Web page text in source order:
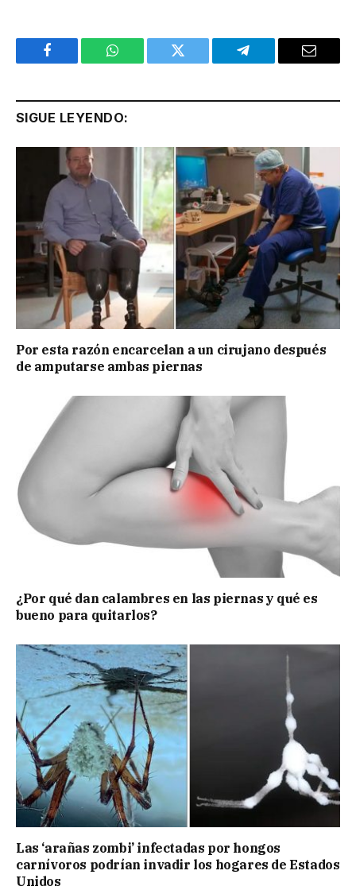
Facebook WhatsApp Twitter Telegram Email
SIGUE LEYENDO:
Por esta razón encarcelan a un cirujano después
de amputarse ambas piernas
¿Por qué dan calambres en las piernas y qué es
bueno para quitarlos?
Las ‘arañas zombi’ infectadas por hongos
carnívoros podrían invadir los hogares de Estados
Unidos